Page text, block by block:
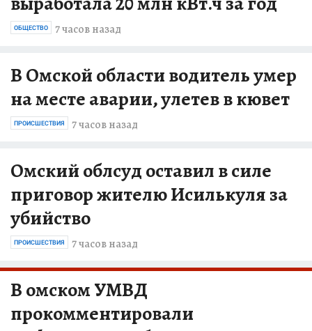
7 часов назад
ОБЩЕСТВО
В Омской области водитель умер
на месте аварии, улетев в кювет
7 часов назад
ПРОИСШЕСТВИЯ
Омский облсуд оставил в силе
приговор жителю Исилькуля за
убийство
7 часов назад
ПРОИСШЕСТВИЯ
В омском УМВД
прокомментировали